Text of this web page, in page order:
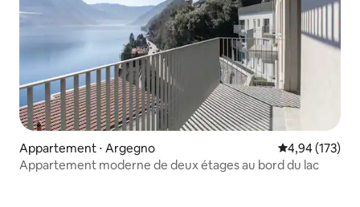
Appartement ⋅ Argegno Évaluation
4,94 (173)
Appartement moderne de deux étages au bord du lac